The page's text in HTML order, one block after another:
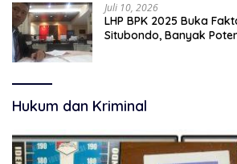
Juli 10, 2026
LHP BPK 2025 Buka
Situbondo, Banyak
Hukum dan Kriminal